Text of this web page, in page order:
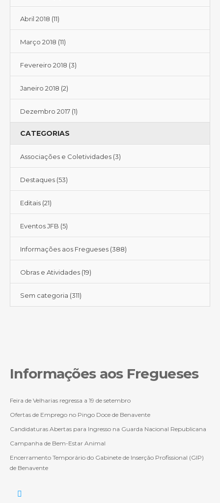
Abril 2018 (11)
Março 2018 (11)
Fevereiro 2018 (3)
Janeiro 2018 (2)
Dezembro 2017 (1)
CATEGORIAS
Associações e Coletividades (3)
Destaques (53)
Editais (21)
Eventos JFB (5)
Informações aos Fregueses (388)
Obras e Atividades (19)
Sem categoria (311)
Informações aos Fregueses
Feira de Velharias regressa a 19 de setembro
Ofertas de Emprego no Pingo Doce de Benavente
Candidaturas Abertas para Ingresso na Guarda Nacional Republicana
Campanha de Bem-Estar Animal
Encerramento Temporário do Gabinete de Inserção Profissional (GIP)
de Benavente